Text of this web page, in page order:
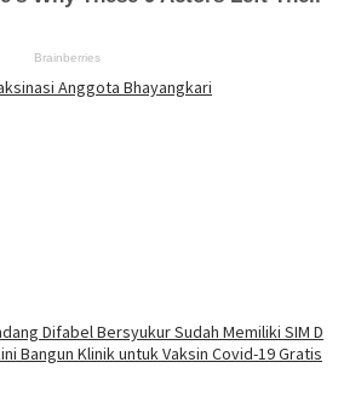
Anggota Bhayangkari
Difabel Bersyukur Sudah Memiliki SIM D
Bangun Klinik untuk Vaksin Covid-19 Gratis